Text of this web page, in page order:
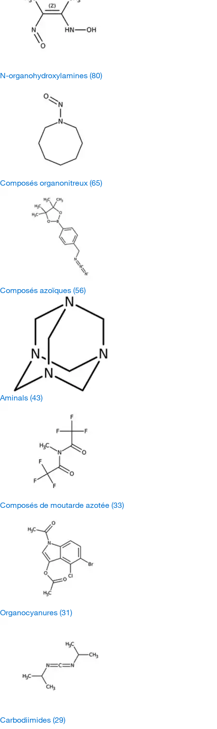
N-organohydroxylamines (80)
Composés organonitreux (65)
Composés azoïques (56)
Aminals (43)
Composés de moutarde azotée (33)
Organocyanures (31)
Carbodiimides (29)